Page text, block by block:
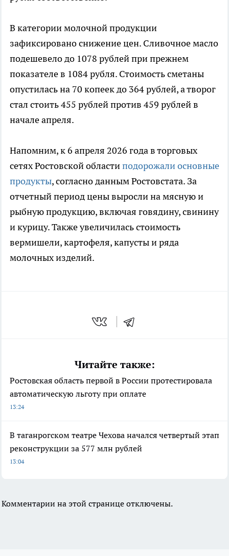
В категории молочной продукции
зафиксировано снижение цен. Сливочное масло
подешевело до 1078 рублей при прежнем
показателе в 1084 рубля. Стоимость сметаны
опустилась на 70 копеек до 364 рублей, а творог
стал стоить 455 рублей против 459 рублей в
начале апреля.
Напомним, к 6 апреля 2026 года в торговых
сетях Ростовской областиподорожали основные
продукты, согласно данным Ростовстата. За
отчетный период цены выросли на мясную и
рыбную продукцию, включая говядину, свинину
и курицу. Также увеличилась стоимость
вермишели, картофеля, капусты и ряда
молочных изделий.
Читайте также:
Ростовская область первой в России протестировала
автоматическую льготу при оплате
13:24
В таганрогском театре Чехова начался четвертый этап
реконструкции за 577 млн рублей
13:04
Комментарии на этой странице отключены.